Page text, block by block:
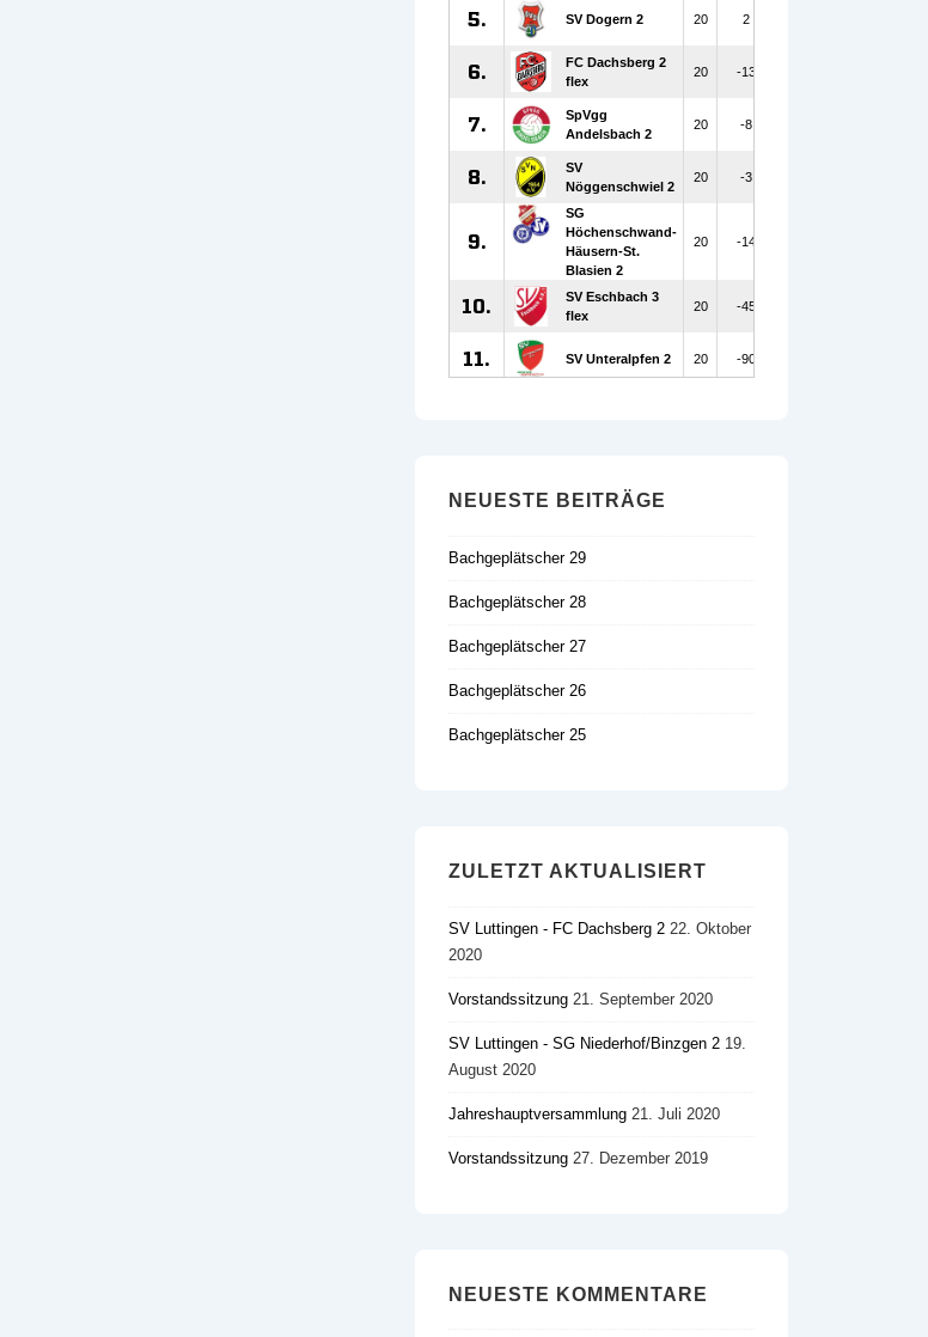
NEUESTE BEITRÄGE
Bachgeplätscher 29
Bachgeplätscher 28
Bachgeplätscher 27
Bachgeplätscher 26
Bachgeplätscher 25
ZULETZT AKTUALISIERT
SV Luttingen - FC Dachsberg 2 22. Oktober
2020
Vorstandssitzung 21. September 2020
SV Luttingen - SG Niederhof/​Binzgen 2 19.
August 2020
Jahreshauptversammlung 21. Juli 2020
Vorstandssitzung 27. Dezember 2019
NEUESTE KOMMENTARE